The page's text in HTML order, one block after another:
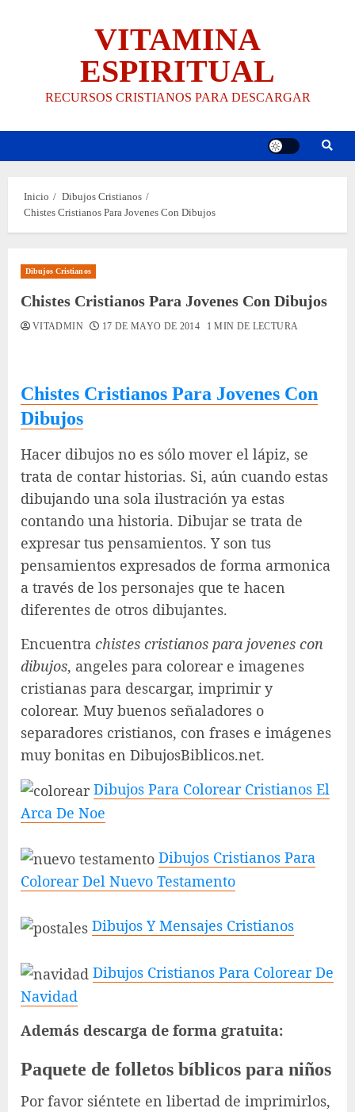
VITAMINA
ESPIRITUAL
RECURSOS CRISTIANOS PARA DESCARGAR
Inicio
Dibujos Cristianos
Chistes Cristianos Para Jovenes Con Dibujos
Dibujos Cristianos
Chistes Cristianos Para Jovenes Con Dibujos
VITADMIN 17 DE MAYO DE 2014 1 MIN DE LECTURA
Chistes Cristianos Para Jovenes Con
Dibujos
Hacer dibujos no es sólo mover el lápiz, se
trata de contar historias. Si, aún cuando estas
dibujando una sola ilustración ya estas
contando una historia. Dibujar se trata de
expresar tus pensamientos. Y son tus
pensamientos expresados de forma armonica
a través de los personajes que te hacen
diferentes de otros dibujantes.
Encuentra chistes cristianos para jovenes con
dibujos, angeles para colorear e imagenes
cristianas para descargar, imprimir y
colorear. Muy buenos señaladores o
separadores cristianos, con frases e imágenes
muy bonitas en DibujosBiblicos.net.
Dibujos Para Colorear Cristianos El
Arca De Noe
Dibujos Cristianos Para
Colorear Del Nuevo Testamento
Dibujos Y Mensajes Cristianos
Dibujos Cristianos Para Colorear De
Navidad
Además descarga de forma gratuita:
Paquete de folletos bíblicos para niños
Por favor siéntete en libertad de imprimirlos,